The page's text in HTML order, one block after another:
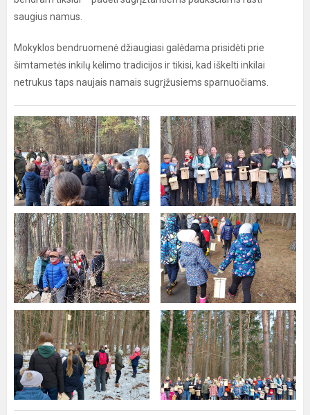
saugius namus.
Mokyklos bendruomenė džiaugiasi galėdama prisidėti prie
šimtametės inkilų kėlimo tradicijos ir tikisi, kad iškelti inkilai
netrukus taps naujais namais sugrįžusiems sparnuočiams.